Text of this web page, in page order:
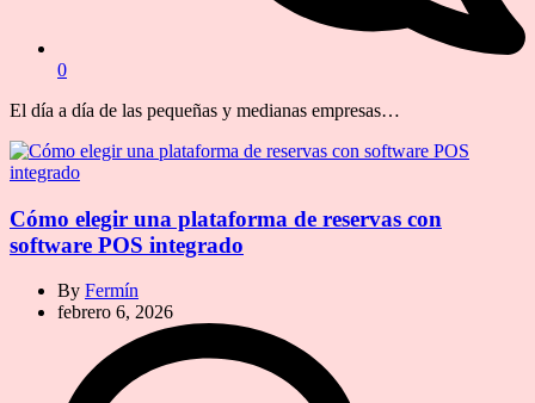
0
El día a día de las pequeñas y medianas empresas…
Cómo elegir una plataforma de reservas con
software POS integrado
By Fermín
febrero 6, 2026